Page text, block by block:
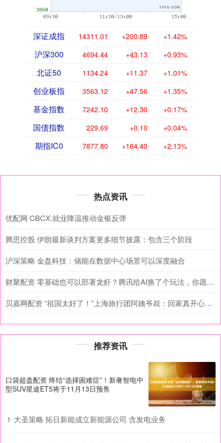
深证成指 14311.01 +200.89 +1.42%
沪深300 4694.44 +43.13 +0.93%
北证50 1134.24 +11.37 +1.01%
创业板指 3563.12 +47.56 +1.35%
基金指数 7242.10 +12.30 +0.17%
国债指数 229.69 +0.10 +0.04%
期指IC0 7877.80 +164.40 +2.13%
热点资讯
优配网 CBCX:就业降温推动金银反弹
腾思控股 伊朗最新谈判方案更多细节披露：包含三个阶段
沪深策略 金盘科技：储能在数据中心场景可以深度融合
财聚配资 零基础也可以部署龙虾？腾讯给AI换了个玩法，你愿意去试试吗
贝嘉网配资 “祖国太好了！”上海旅行团阿姨爷叔：回家真开心！他们直呼“太不容易了”
推荐资讯
口袋超盘配资 终结“选择困难症”！新奢智电中
型SUV星途ET5将于11月13日预售
1 大圣策略 拓日新能成立新能源公司 含发电业务